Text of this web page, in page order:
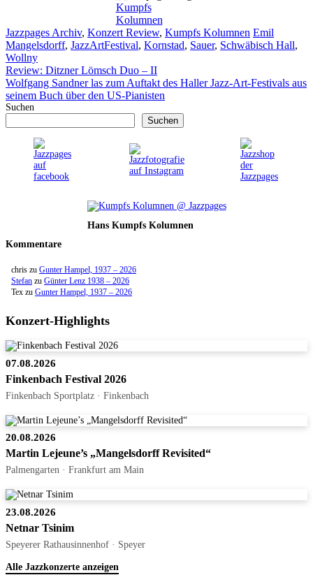
Kumpfs
Kolumnen
Kategorien
Jazzpages Archiv, Konzert Review, Kumpfs Kolumnen Schlagwörter
Emil
Mangelsdorff, JazzArtFestival, Kornstad, Sauer, Schwäbisch Hall,
Wollny
Review: Ditzner Lömsch Duo – II
Wolfgang Sandner las zum Auftakt des Haller Jazz-Art-Festivals aus
seinem Buch über den US-Pianisten
Suchen
Suchen
Hans Kumpfs Kolumnen
Kommentare
chris zu Gunter Hampel, 1937 – 2026
Stefan zu Günter Lenz 1938 – 2026
Tex zu Gunter Hampel, 1937 – 2026
Konzert-Highlights
07.08.2026
Finkenbach Festival 2026
Finkenbach Sportplatz · Finkenbach
20.08.2026
Martin Lejeune’s „Mangelsdorff Revisited“
Palmengarten · Frankfurt am Main
23.08.2026
Netnar Tsinim
Speyerer Rathausinnenhof · Speyer
Alle Jazzkonzerte anzeigen